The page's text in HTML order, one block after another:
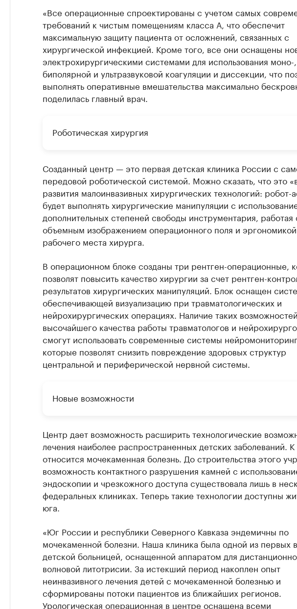
«Все операционные спроектированы с учетом самых
требований к чистым помещениям класса А, что обеспечит
максимальную защиту пациента от осложнений, связанных с
хирургической инфекцией. Кроме того, все они оснащены
электрохирургическими системами для использования моно-,
биполярной и ультразвуковой коагуляции и диссекции, что
выполнять оперативные вмешательства максимально
поделилась главный врач.
Роботическая хирургия
Созданный центр — это первая детская клиника России с
передовой роботической системой. Можно сказать, что это
развития малоинвазивных хирургических технологий: робот-
будет выполнять хирургические манипуляции с
дополнительных степеней свободы инструментария, работая
объемным изображением операционного поля и эргономикой
рабочего места хирурга.
В операционном блоке созданы три рентген-операционные,
позволят повысить качество хирургии за счет рентген-
результатов хирургических манипуляций. Блок оснащен
обеспечивающей визуализацию при травматологических и
нейрохирургических операциях. Наличие таких
высочайшего качества работы травматологов и
смогут использовать современные системы
которые позволят снизить повреждение здоровых структур
центральной и периферической нервной системы.
Новые возможности
Центр дает возможность расширить технологические
лечения наиболее распространенных детских заболеваний. К
относится мочекаменная болезнь. До строительства этого
возможность контактного разрушения камней с
эндоскопии и чрезкожного доступа существовала лишь в
федеральных клиниках. Теперь такие технологии доступны
юга.
«Юг России и республики Северного Кавказа эндемичны по
мочекаменной болезни. Наша клиника была одной из первых
детской больницей, оснащенной аппаратом для
волновой литотрисии. За истекший период накоплен опыт
неинвазивного лечения детей с мочекаменной болезнью и
сформированы потоки пациентов из ближайших регионов.
Урологическая операционная в центре оснащена всеми